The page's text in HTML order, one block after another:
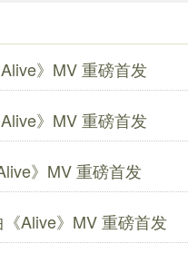
》MV 重磅首发
》MV 重磅首发
》MV 重磅首发
Alive》MV 重磅首发